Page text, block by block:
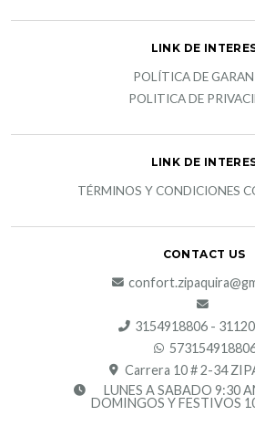
LINK DE
POLÍTICA DE
POLITICA DE
LINK DE
TÉRMINOS Y CONDICIONES
CONTACT US
3154918806 -
Carrera 10 # 2-34
LUNES A SABADO 9:30
DOMINGOS Y FESTIVOS